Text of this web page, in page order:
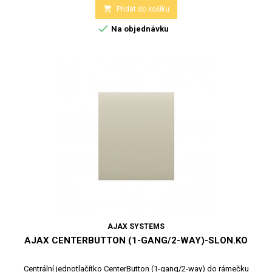
 Přidat do košíku
 Na objednávku
AJAX SYSTEMS
AJAX CENTERBUTTON (1-GANG/2-WAY)-SLON.KO
Centrální jednotlačítko CenterButton (1-gang/2-way) do rámečku